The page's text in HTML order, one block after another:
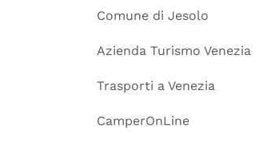
Comune di Jesolo
Azienda Turismo Venezia
Trasporti a Venezia
CamperOnLine